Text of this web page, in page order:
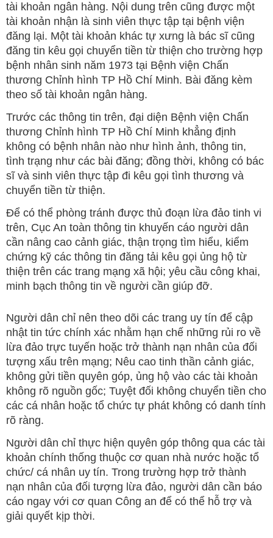
tài khoản ngân hàng. Nội dung trên cũng được một
tài khoản nhận là sinh viên thực tập tại bệnh viện
đăng lại. Một tài khoản khác tự xưng là bác sĩ cũng
đăng tin kêu gọi chuyển tiền từ thiện cho trường hợp
bệnh nhân sinh năm 1973 tại Bệnh viện Chấn
thương Chỉnh hình TP Hồ Chí Minh. Bài đăng kèm
theo số tài khoản ngân hàng.
Trước các thông tin trên, đại diện Bệnh viện Chấn
thương Chỉnh hình TP Hồ Chí Minh khẳng định
không có bệnh nhân nào như hình ảnh, thông tin,
tình trạng như các bài đăng; đồng thời, không có bác
sĩ và sinh viên thực tập đi kêu gọi tình thương và
chuyển tiền từ thiện.
Để có thể phòng tránh được thủ đoạn lừa đảo tinh vi
trên, Cục An toàn thông tin khuyến cáo người dân
cần nâng cao cảnh giác, thận trọng tìm hiểu, kiểm
chứng kỹ các thông tin đăng tải kêu gọi ủng hộ từ
thiện trên các trang mạng xã hội; yêu cầu công khai,
minh bạch thông tin về người cần giúp đỡ.
Người dân chỉ nên theo dõi các trang uy tín để cập
nhật tin tức chính xác nhằm hạn chế những rủi ro về
lừa đảo trực tuyến hoặc trở thành nạn nhân của đối
tượng xấu trên mạng; Nêu cao tinh thần cảnh giác,
không gửi tiền quyên góp, ủng hộ vào các tài khoản
không rõ nguồn gốc; Tuyệt đối không chuyển tiền cho
các cá nhân hoặc tổ chức tự phát không có danh tính
rõ ràng.
Người dân chỉ thực hiện quyên góp thông qua các tài
khoản chính thống thuộc cơ quan nhà nước hoặc tổ
chức/ cá nhân uy tín. Trong trường hợp trở thành
nạn nhân của đối tượng lừa đảo, người dân cần báo
cáo ngay với cơ quan Công an để có thể hỗ trợ và
giải quyết kịp thời.